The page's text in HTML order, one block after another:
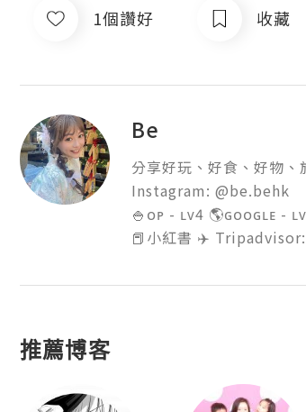
1個讚好 收藏
Be
分享好玩、好食、好物、
Instagram: @be.behk
🍚ᴏᴘ - ʟᴠ4 🌎ɢᴏᴏɢʟᴇ -
推薦博客